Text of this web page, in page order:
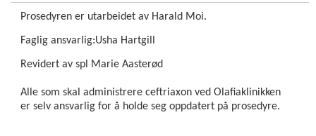
medisin
(KSM)
Avdeling for
Avdeling for
Prosedyren er utarbeidet av Harald Moi.
Faglig ansvarlig:Usha Hartgill
Revidert av spl Marie Aasterød
Alle som skal administrere ceftriaxon ved Olafiaklinikken
er selv ansvarlig for å holde seg oppdatert på prosedyre.